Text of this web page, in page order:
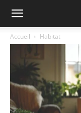
Accueil Habitat